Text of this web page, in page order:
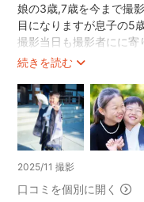
撮影当日までにできる
いようにしていきたい
貴重なお時間を割いて
のほどお願い致します。
ご予約頂きました方は
承して頂いたと認識さ
ご質問などありました
い。
お急ぎで撮影日程を確
場合には、メッセージ
続きを読む
娘の3歳,7歳を今まで撮
目になりますが息子の5
撮影当日も撮影者にに寄
良く撮影できました。出
す。
また撮影を依頼するとき
ます。
予約から撮影までの流れ
2025/11 撮影
口コミを個別に開く